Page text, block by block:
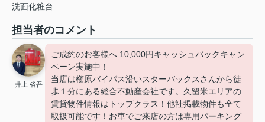
洗面化粧台
担当者のコメント
井上 省吾
ご成約のお客様へ 10,000円キャッシュバックキャン
ペーン実施中！
当店は櫛原バイパス沿いスターバックスさんから徒
歩１分にある総合不動産会社です。久留米エリアの
賃貸物件情報はトップクラス！他社掲載物件も全て
取扱可能です！お車でご来店の方は専用パーキング